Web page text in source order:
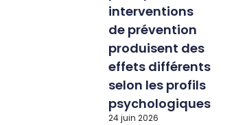
interventions
de prévention
produisent des
effets différents
selon les profils
psychologiques
24 juin 2026